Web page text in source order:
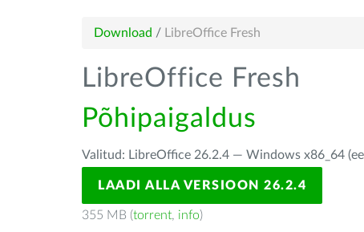
Download / LibreOffice Fresh
LibreOffice Fresh
Põhipaigaldus
Valitud: LibreOffice 26.2.4 — Windows x86_64
LAADI ALLA VERSIOON 26.2.4
355 MB (torrent, info)